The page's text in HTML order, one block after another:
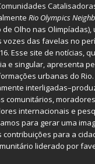
Rio Olympics
Olho nas
vozes das favelas no
Esse site de notícias,
e singular, apresenta
urbanas do Rio.
comunitários,
internacionais e
para gerar uma
contribuições para a
liderado por